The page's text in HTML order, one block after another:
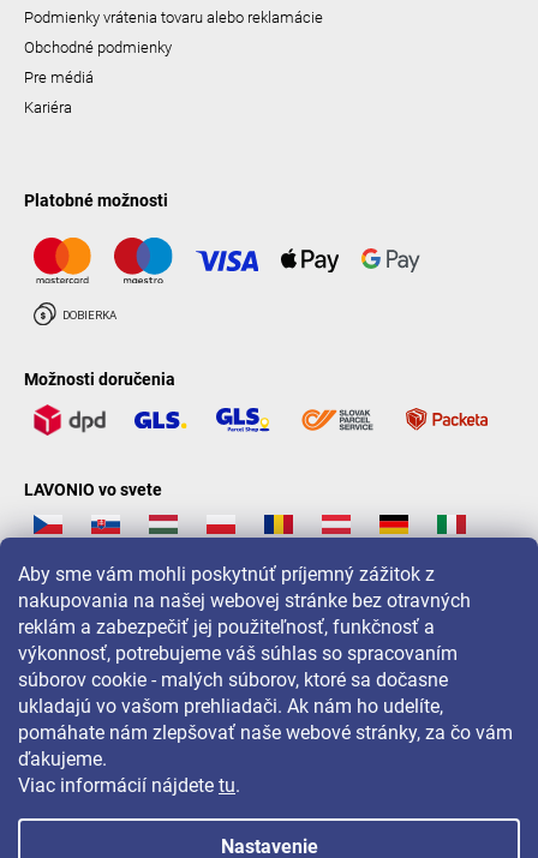
Aby sme vám mohli poskytnúť príjemný zážitok z
nakupovania na našej webovej stránke bez otravných
reklám a zabezpečiť jej použiteľnosť, funkčnosť a
výkonnosť, potrebujeme váš súhlas so spracovaním
súborov cookie - malých súborov, ktoré sa dočasne
ukladajú vo vašom prehliadači. Ak nám ho udelíte,
pomáhate nám zlepšovať naše webové stránky, za čo vám
ďakujeme.
Viac informácií nájdete tu.
Nastavenie
Podmienky vrátenia tovaru alebo reklamácie
Obchodné podmienky
Pre médiá
Kariéra
Platobné možnosti
Možnosti doručenia
LAVONIO vo svete
Pre akcie, súťaže a zľavy nás sledujte na: